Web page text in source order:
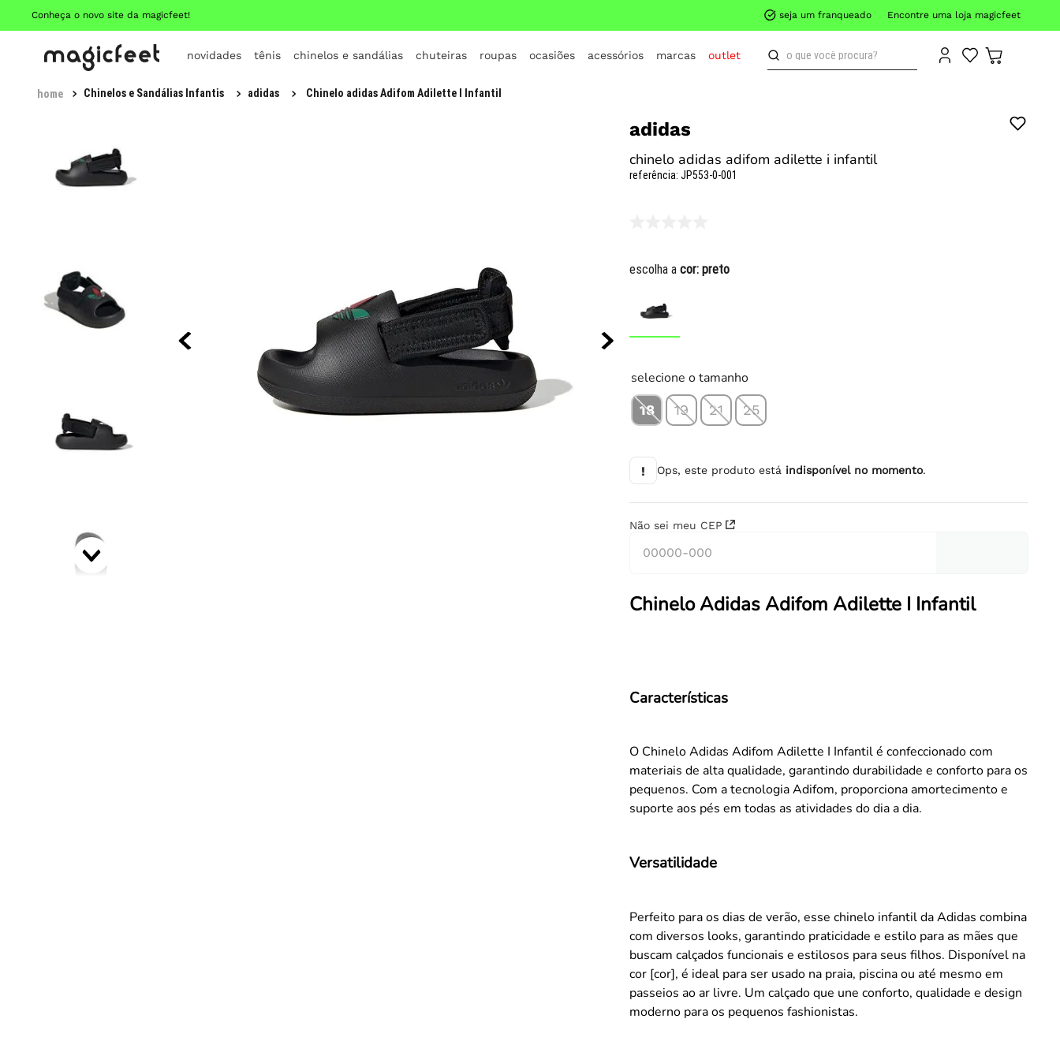
Conheça o novo site da magicfeet! seja um franqueado Encontre uma loja magicfeet
novidades tênis chinelos e sandálias chuteiras roupas ocasiões acessórios marcas outlet
o que você procura?
Chinelos e Sandálias Infantis adidas Chinelo adidas Adifom Adilette I Infantil
adidas
chinelo adidas adifom adilette i infantil
referência:JP553-0-001
escolha acor:preto
selecione o tamanho
18 19 21 25
! Ops, este produto está indisponível no momento.
Não sei meu CEP
Chinelo Adidas Adifom Adilette I Infantil
Características
O Chinelo Adidas Adifom Adilette I Infantil é confeccionado com
materiais de alta qualidade, garantindo durabilidade e conforto para os
pequenos. Com a tecnologia Adifom, proporciona amortecimento e
suporte aos pés em todas as atividades do dia a dia.
Versatilidade
Perfeito para os dias de verão, esse chinelo infantil da Adidas combina
com diversos looks, garantindo praticidade e estilo para as mães que
buscam calçados funcionais e estilosos para seus filhos. Disponível na
cor [cor], é ideal para ser usado na praia, piscina ou até mesmo em
passeios ao ar livre. Um calçado que une conforto, qualidade e design
moderno para os pequenos fashionistas.
TERMOS MAIS BUSCADOS
8º
all star
9º
new balance
10º tênis infantil